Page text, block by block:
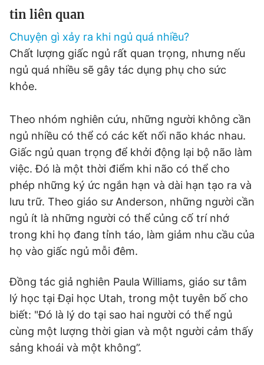
Giấy phép xuất bản số 110/GP - BTTTT cấp ngày 24.3.2020
© 2003-2026 Bản quyền thuộc về Báo Thanh Niên. Cấm sao
chép dưới mọi hình thức nếu không có sự chấp thuận bằng văn
bản. Phát triển bởi ePi Technologies, JSC.
tin liên quan
Chuyện gì xảy ra khi ngủ quá nhiều?
Chất lượng giấc ngủ rất quan trọng, nhưng nếu
ngủ quá nhiều sẽ gây tác dụng phụ cho sức
khỏe.
Theo nhóm nghiên cứu, những người không cần
ngủ nhiều có thể có các kết nối não khác nhau.
Giấc ngủ quan trọng để khởi động lại bộ não làm
việc. Đó là một thời điểm khi não có thể cho
phép những ký ức ngắn hạn và dài hạn tạo ra và
lưu trữ. Theo giáo sư Anderson, những người cần
ngủ ít là những người có thể củng cố trí nhớ
trong khi họ đang tỉnh táo, làm giảm nhu cầu của
họ vào giấc ngủ mỗi đêm.
Đồng tác giả nghiên Paula Williams, giáo sư tâm
lý học tại Đại học Utah, trong một tuyên bố cho
biết: "Đó là lý do tại sao hai người có thể ngủ
cùng một lượng thời gian và một người cảm thấy
sảng khoái và một không”.